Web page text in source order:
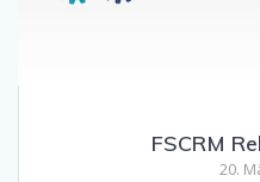
FSCRM
20.